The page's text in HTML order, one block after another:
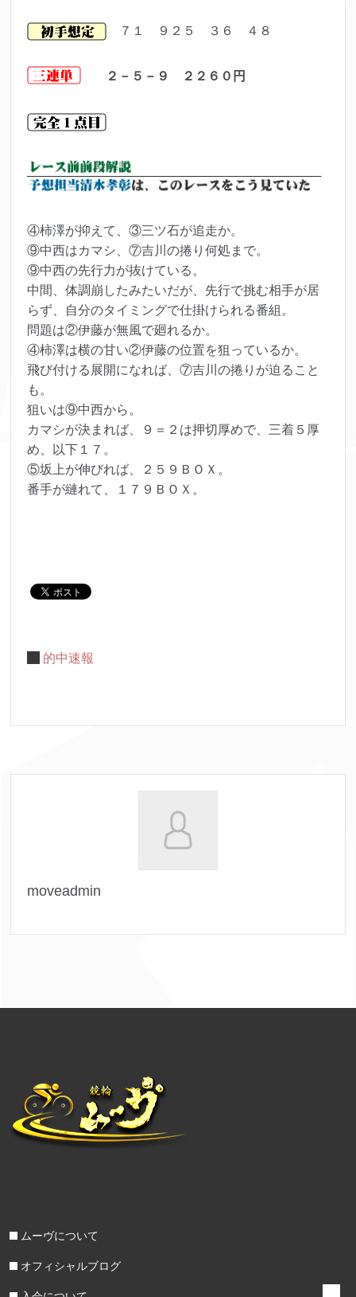
７１ ９２５ ３６ ４８
２－５－９ ２２６０ 円
④柿澤が抑えて、③三ツ石が追走か。
⑨中西はカマシ、⑦吉川の捲り何処まで。
⑨中西の先行力が抜けている。
中間、体調崩したみたいだが、先行で挑む相手が居
らず、自分のタイミングで仕掛けられる番組。
問題は②伊藤が無風で廻れるか。
④柿澤は横の甘い②伊藤の位置を狙っているか。
飛び付ける展開になれば、⑦吉川の捲りが迫ること
も。
狙いは⑨中西から。
カマシが決まれば、９＝２は押切厚めで、三着５厚
め、以下１７。
⑤坂上が伸びれば、２５９ＢＯＸ。
番手が縺れて、１７９ＢＯＸ。
的中速報
moveadmin
ムーヴについて
オフィシャルブログ